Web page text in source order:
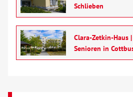
Über uns
Veranstaltungen
Schlieben
Clara-Zetkin-Haus
Senioren in